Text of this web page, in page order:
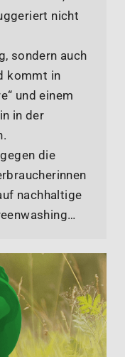
nicht
sondern auch
kommt in
und einem
in der
die
nachhaltige